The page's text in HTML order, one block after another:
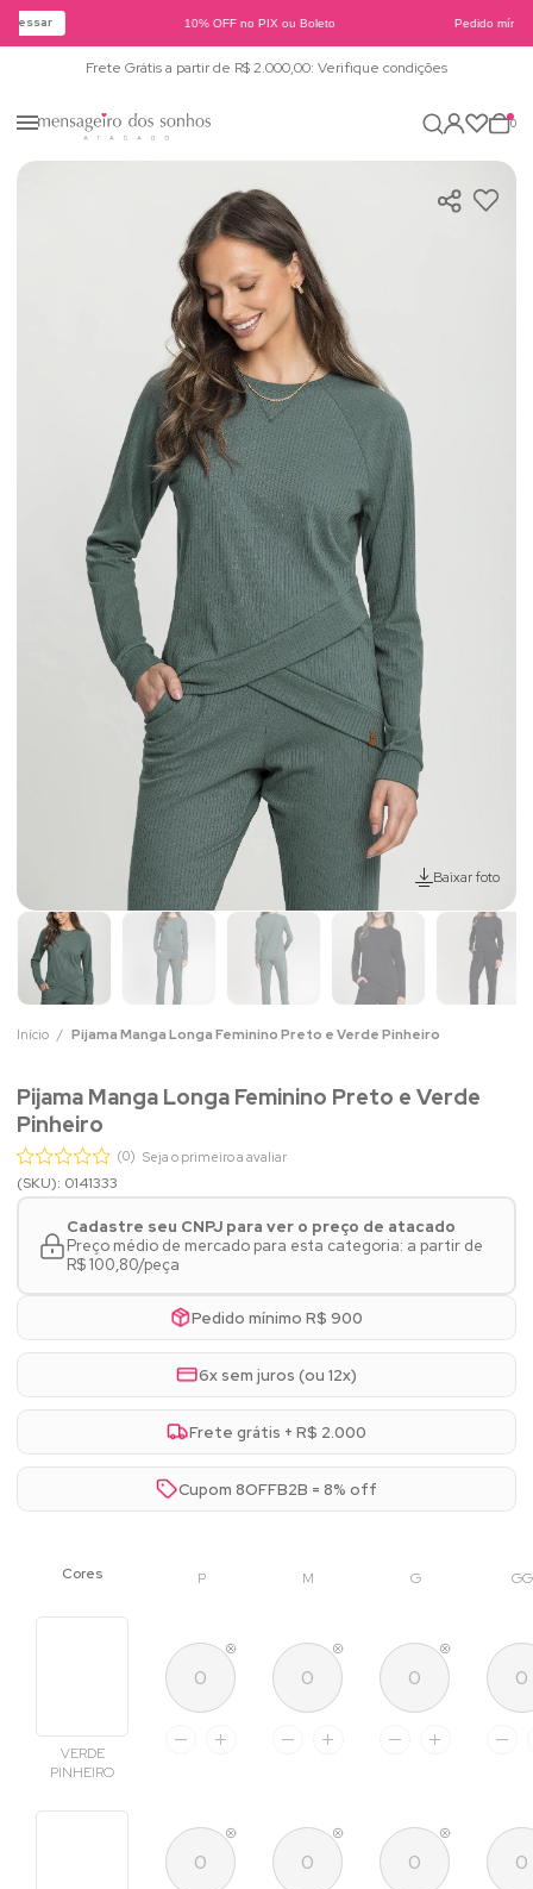
10% OFF no PIX ou Boleto Pedido
Frete Grátis a partir de R$ 2.000,00: Verifique condições
0
Baixar foto
Início Pijama Manga Longa Feminino Preto e Verde Pinheiro
Pijama Manga Longa Feminino Preto e Verde
Pinheiro
(0) Seja o primeiro a avaliar
(SKU): 0141333
Cadastre seu CNPJ para ver o preço de atacado
Preço médio de mercado para esta categoria: a partir de
R$ 100,80/peça
Pedido mínimo R$ 900
6x sem juros (ou 12x)
Frete grátis + R$ 2.000
Cupom 8OFFB2B = 8% off
P M G GG
VERDE
PINHEIRO